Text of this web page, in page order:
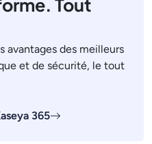
Tout
avantages des meilleurs
et de sécurité, le tout
365